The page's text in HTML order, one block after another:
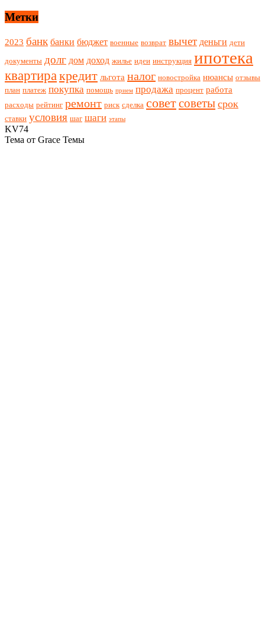
Метки
2023 банк банки бюджет военные возврат вычет деньги дети
документы долг дом доход жилье идеи инструкция ипотека
квартира кредит льгота налог новостройка нюансы отзывы
план платеж покупка помощь прием продажа процент работа
расходы рейтинг ремонт риск сделка советсоветы срок
ставки условия шаг шаги этапы
KV74
Тема от Grace Темы